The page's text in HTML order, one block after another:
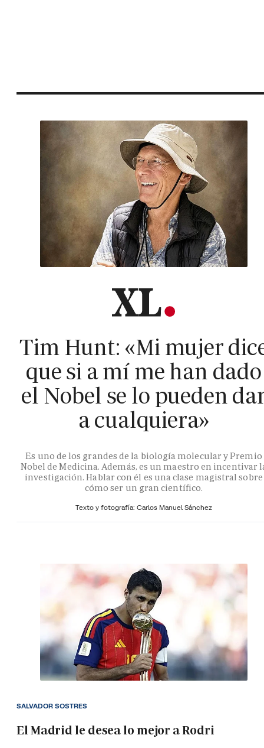
Tim Hunt: «Mi mujer
que si a mí me han dado
el Nobel se lo pueden
a cualquiera»
Es uno de los grandes de la biología molecular y Premio
Nobel de Medicina. Además, es un maestro en incentivar
investigación. Hablar con él es una clase magistral sobre
cómo ser un gran científico.
Texto y fotografía: Carlos Manuel Sánchez
El Madrid le desea lo mejor a Rodri
SALVADOR SOSTRES